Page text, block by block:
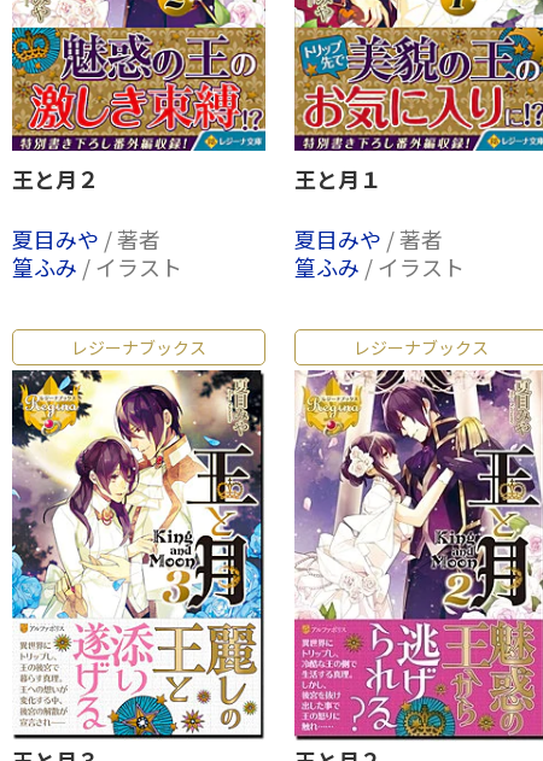
王と月２
夏目みや / 著者
篁ふみ / イラスト
王と月１
夏目みや / 著者
篁ふみ / イラスト
レジーナブックス レジーナブックス